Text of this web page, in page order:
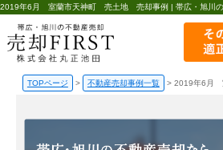
2019年6月 室蘭市天神町 売土地 売却事例 | 帯広・旭川の
TOPページ > 不動産売却事例一覧 > 2019年6月